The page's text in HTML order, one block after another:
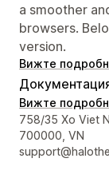
a smoother
browsers.
version.
Вижте
Вижте
Данни за
758/35 Xo Viet
700000, VN